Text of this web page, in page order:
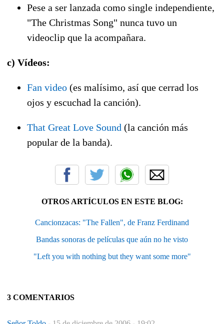
Pese a ser lanzada como single independiente,
"The Christmas Song" nunca tuvo un
videoclip que la acompañara.
c) Vídeos:
Fan video (es malísimo, así que cerrad los
ojos y escuchad la canción).
That Great Love Sound (la canción más
popular de la banda).
OTROS ARTÍCULOS EN ESTE BLOG:
Cancionzacas: "The Fallen", de Franz Ferdinand
Bandas sonoras de películas que aún no he visto
"Left you with nothing but they want some more"
3 COMENTARIOS